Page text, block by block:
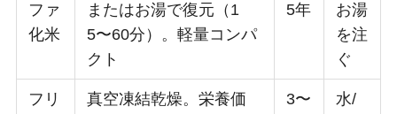
ファ
化米
またはお湯で復元（1
5〜60分）。軽量コンパ
クト
5年
お湯
を注
ぐ
フリ
真空凍結乾燥。栄養価
3〜
水/